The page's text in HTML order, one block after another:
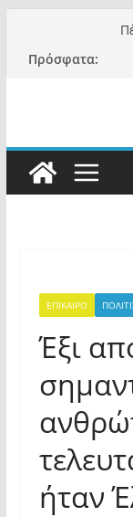
περιεχόμενο
Πρόσφατα:
ΕΠΙΚΑΙΡΟ
Έξι
ήταν